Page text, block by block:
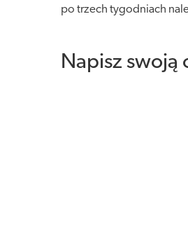
po trzech tygodniach
Napisz swoją